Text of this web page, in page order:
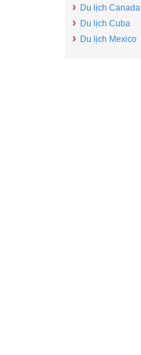
› Du lịch Canada
› Du lịch Cuba
› Du lịch Mexico